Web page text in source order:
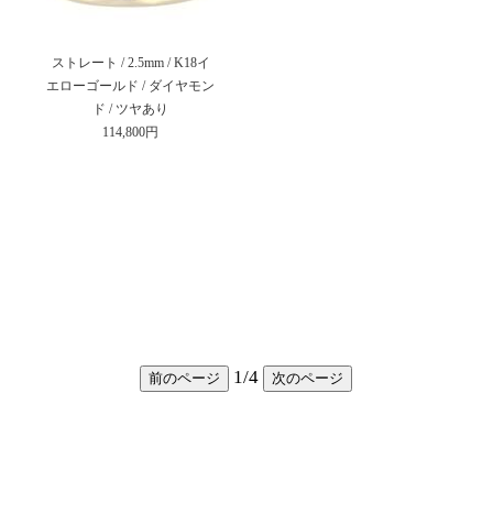
ストレート / 2.5mm / K18イ
エローゴールド / ダイヤモン
ド / ツヤあり
114,800円
前のページ 1/4 次のページ